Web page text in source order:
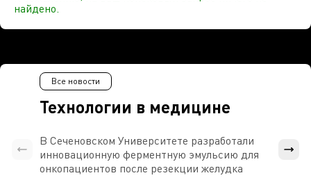
найдено.
Технологии в медицине
Все новости
В Сеченовском Университете разработали
инновационную ферментную эмульсию для
онкопациентов после резекции желудка